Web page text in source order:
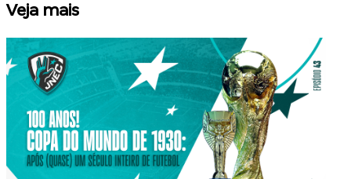
Veja mais